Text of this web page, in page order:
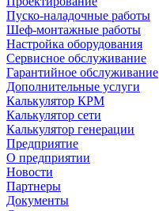
Пуско-наладочные работы
Шеф-монтажные работы
Настройка оборудования
Сервисное обслуживание
Гарантийное обслуживание
Дополнительные услуги
Калькулятор КРМ
Калькулятор сети
Калькулятор генерации
Предприятие
О предприятии
Новости
Партнеры
Документы